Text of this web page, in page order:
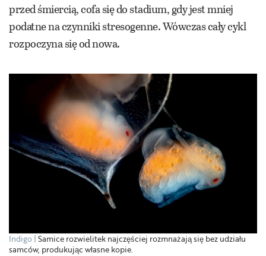
przed śmiercią, cofa się do stadium, gdy jest mniej
podatne na czynniki stresogenne. Wówczas cały cykl
rozpoczyna się od nowa.
Indigo Samice rozwielitek najczęściej rozmnażają się bez udziału
samców, produkując własne kopie.